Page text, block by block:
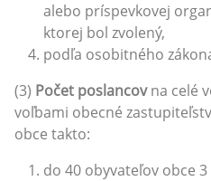
alebo príspevkovej
ktorej bol zvolený,
podľa osobitného
(3) Počet poslancovna celé
voľbami obecné
obce takto:
do 40 obyvateľov obce